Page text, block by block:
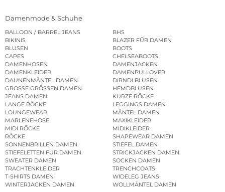
Damenmode & Schuhe
BALLOON / BARREL JEANS
BHS
BIKINIS
BLAZER FÜR DAMEN
BLUSEN
BOOTS
CAPES
CHELSEABOOTS
DAMENHOSEN
DAMENJACKEN
DAMENKLEIDER
DAMENPULLOVER
DAUNENMÄNTEL DAMEN
DIRNDLBLUSEN
GROSSE GRÖSSEN DAMEN
HEMDBLUSEN
JEANS DAMEN
KURZE RÖCKE
LANGE RÖCKE
LEGGINGS DAMEN
LOUNGEWEAR
MÄNTEL DAMEN
MARLENEHOSE
MAXIKLEIDER
MIDI RÖCKE
MIDIKLEIDER
RÖCKE
SHAPEWEAR DAMEN
SONNENBRILLEN DAMEN
STIEFEL DAMEN
STIEFELETTEN FÜR DAMEN
STRICKJACKEN DAMEN
SWEATER DAMEN
SOCKEN DAMEN
TRACHTENKLEIDER
TRENCHCOATS
T-SHIRTS DAMEN
WIDELEG JEANS
WINTERJACKEN DAMEN
WOLLMÄNTEL DAMEN